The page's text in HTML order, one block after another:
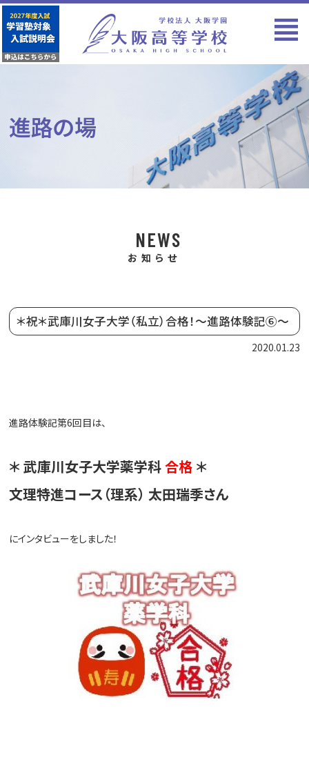
進路の場
NEWS
お知らせ
＊祝＊武庫川女子大学（私立）合格！～進路体験記⑥～
2020.01.23
進路体験記第6回目は、
＊ 武庫川女子大学薬学科合格 ＊
文理特進コース（理系） 太田瑞季さん
にインタビューをしました！